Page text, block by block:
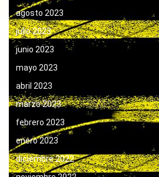
agosto 2023
julio 2023
junio 2023
mayo 2023
abril 2023
marzo 2023
febrero 2023
enero 2023
diciembre 2022